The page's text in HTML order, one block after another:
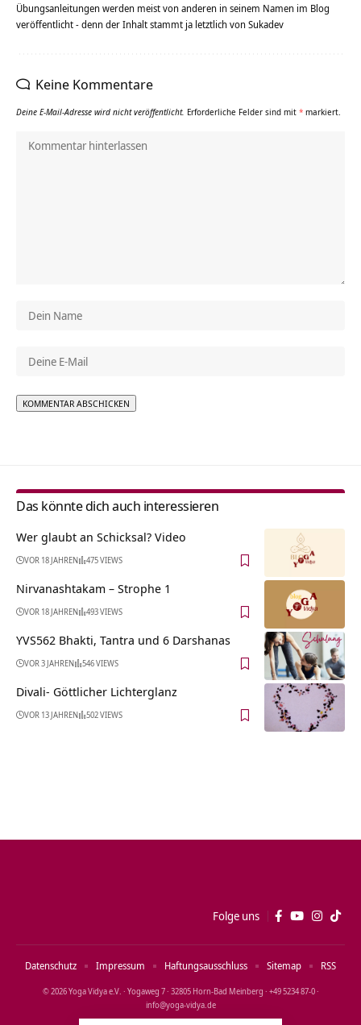
Übungsanleitungen werden meist von anderen in seinem Namen im Blog
veröffentlicht - denn der Inhalt stammt ja letztlich von Sukadev
Keine Kommentare
Deine E-Mail-Adresse wird nicht veröffentlicht. Erforderliche Felder sind mit * markiert.
Das könnte dich auch interessieren
Wer glaubt an Schicksal? Video
VOR 18 JAHREN 475 VIEWS
Nirvanashtakam – Strophe 1
VOR 18 JAHREN 493 VIEWS
YVS562 Bhakti, Tantra und 6 Darshanas
VOR 3 JAHREN 546 VIEWS
Divali- Göttlicher Lichterglanz
VOR 13 JAHREN 502 VIEWS
Folge uns
© 2026 Yoga Vidya e.V. · Yogaweg 7 · 32805 Horn‑Bad Meinberg · +49 5234 87‑0 ·
info@yoga‑vidya.de
Datenschutz Impressum Haftungsausschluss Sitemap RSS